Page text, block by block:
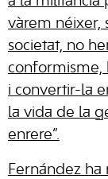
vàrem néixer,
societat, no
conformisme,
i convertir-la
la vida de la
enrere”.
Fernández